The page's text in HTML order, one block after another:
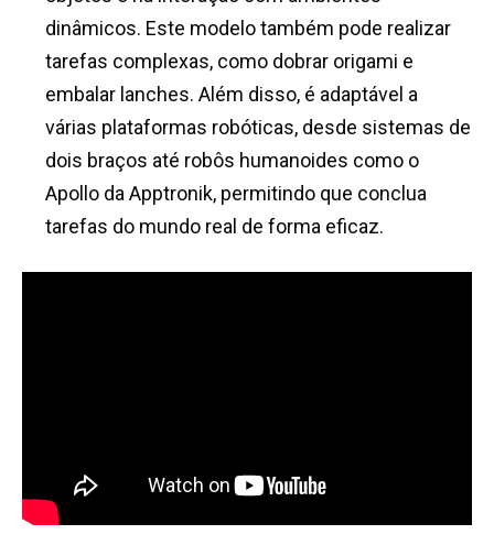
dinâmicos. Este modelo também pode realizar
tarefas complexas, como dobrar origami e
embalar lanches. Além disso, é adaptável a
várias plataformas robóticas, desde sistemas de
dois braços até robôs humanoides como o
Apollo da Apptronik, permitindo que conclua
tarefas do mundo real de forma eficaz.